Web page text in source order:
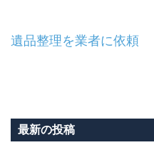
投
ビ
遺品整理を業者に依頼
最新の投稿